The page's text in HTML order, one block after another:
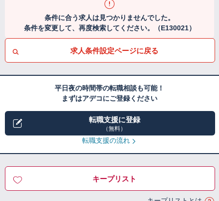
条件に合う求人は見つかりませんでした。
条件を変更して、再度検索してください。（E130021）
求人条件設定ページに戻る
平日夜の時間帯の転職相談も可能！
まずはアデコにご登録ください
転職支援に登録
（無料）
転職支援の流れ
キープリスト